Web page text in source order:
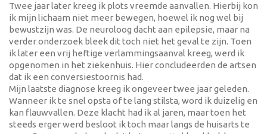
Twee jaar later kreeg ik plots vreemde aanvallen. Hierbij kon
ik mijn lichaam niet meer bewegen, hoewel ik nog wel bij
bewustzijn was. De neuroloog dacht aan epilepsie, maar na
verder onderzoek bleek dit toch niet het geval te zijn. Toen
ik later een vrij heftige verlammingsaanval kreeg, werd ik
opgenomen in het ziekenhuis. Hier concludeerden de artsen
dat ik een conversiestoornis had.
Mijn laatste diagnose kreeg ik ongeveer twee jaar geleden.
Wanneer ik te snel opsta of te lang stilsta, word ik duizelig en
kan flauwvallen. Deze klacht had ik al jaren, maar toen het
steeds erger werd besloot ik toch maar langs de huisarts te